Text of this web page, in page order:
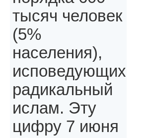
тысяч человек
(5%
населения),
исповедующих
радикальный
ислам. Эту
цифру 7 июня